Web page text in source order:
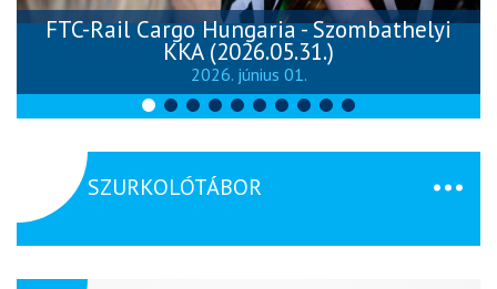
FTC-Rail Cargo Hungaria - Szombathelyi
KKA (2026.05.31.)
2026. június 01.
SZURKOLÓTÁBOR